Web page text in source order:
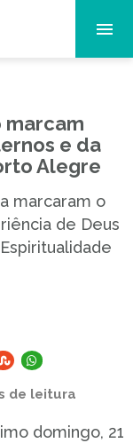
marcam
e da
Alegre
marcaram o
de Deus
de leitura
domingo, 21